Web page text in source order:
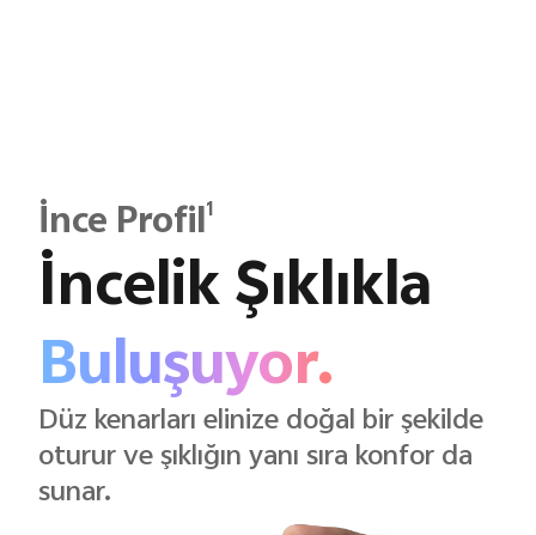
İnce Profil1
İncelik Şıklıkla
Buluşuyor.
Düz kenarları elinize doğal bir şekilde
oturur ve şıklığın yanı sıra konfor da
sunar.